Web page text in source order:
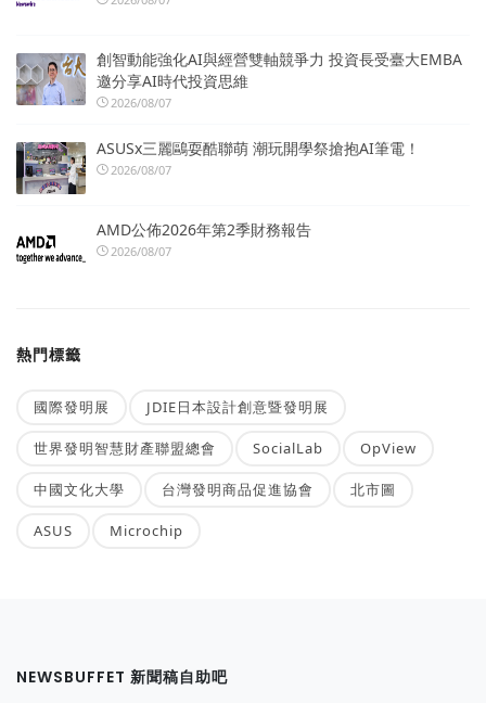
創智動能強化AI與經營雙軸競爭力 投資長受臺大EMBA
邀分享AI時代投資思維
2026/08/07
ASUSx三麗鷗耍酷聯萌 潮玩開學祭搶抱AI筆電！
2026/08/07
AMD公佈2026年第2季財務報告
2026/08/07
熱門標籤
國際發明展 JDIE日本設計創意暨發明展
世界發明智慧財產聯盟總會 SocialLab OpView
中國文化大學 台灣發明商品促進協會 北市圖
ASUS Microchip
NEWSBUFFET 新聞稿自助吧